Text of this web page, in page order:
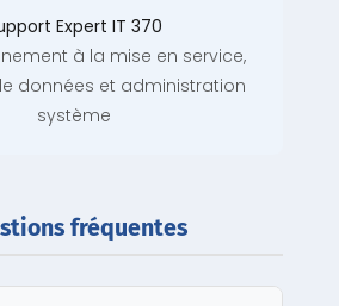
Expert IT 370
à la mise en service,
données et administration
système
fréquentes